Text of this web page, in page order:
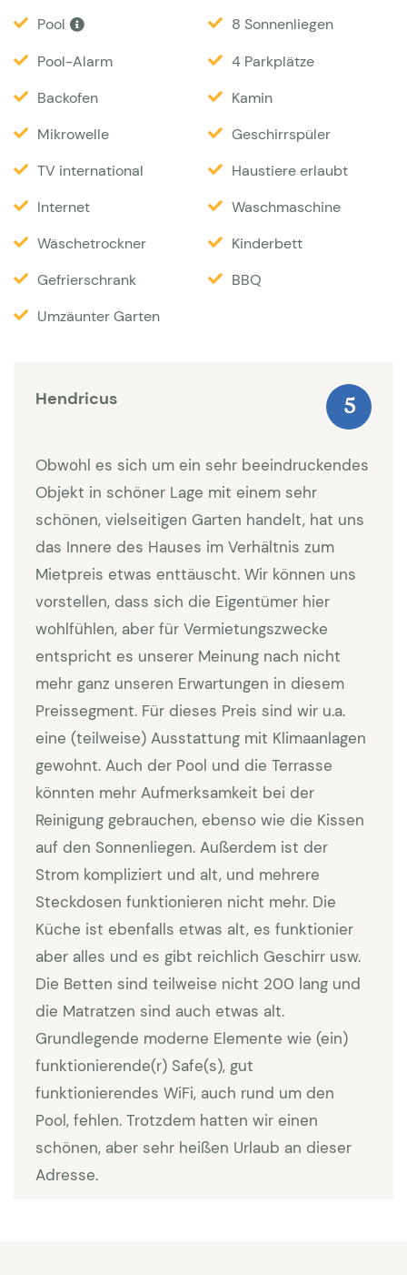
wunderschön angelegt und bietet einen großen
mehreren Sonnenliegen und Liegestühlen. Weiter
nach hinten neben der Küche befindet sich eine
prächtige überdachte Terrasse mit einer Art Fresko
und einer Sommerküche mit Grill. Das Gelände ist
komplett eingezäunt.
Interieur
durch die originale antike Haustür der Villa Le
Eingangsbereich verfügt über eine tolle breite
Naturstein-Treppe die zum Obergeschoss führt.
Unten gibt es einen prächtigen Salon, der mit
einigen schönen Gemälden und Kunstobjekten
eingerichtet ist. Der Salon ist mit SAT-TV
ausgestattet. Der Kamin ist eine Kopie eines Kamins
in einem Schloss in der Loire-Gegend. Über das
Wohnzimmer gelangen Sie zur Küche mit
überwiegend professionellen Geräten (Backofen,
Mikrowelle, Geschirrspüler). Die Küche hat eine
Kochinsel und bietet Zugang zur Terrasse der
Sommerküche. Im Erdgeschoss gibt es eine Garage
mit Waschmaschine und Trockner. Ebenfalls im
Erdgeschoss eine Toilette die mit Liebe zum Detail
gebaut wurde. Auch die Zimmer wurden mit Liebe
eingerichtet, alle Zimmer haben eine eigene Farbe,
die auch im Bad verwendet wurde. Im Erdgeschoss
befinden sich der Zugang zu zwei Schlafzimmern:
Das 1. Schlafzimmer verfügt über 2 Einzelbetten und
ein Badezimmer mit Dusche. Das 2. Schlafzimmer,
das rote Zimmer, ist mit einem Doppelbett und
einem Badezimmer mit Dusche ausgestattet. Das
Zimmer hat Zugang zur Terrasse. Innerhalb des
Zimmers gelangen Sie über eine Treppe zu einem
Schlafzimmer (Nummer 3) im Obergeschoss, Ideal
für eine Familie mit kleinen Kindern. Diese
Schlafzimmer im Obergeschoss, das grüne Zimmer,
hat ein Doppelbett und nutzt das Badezimmer des
„roten“ Zimmers. Obergeschoss: Schlafzimmer Nr. 4
Pool
8 Sonnenliegen
Pool-Alarm
4 Parkplätze
Backofen
Kamin
Mikrowelle
Geschirrspüler
TV international
Haustiere erlaubt
Internet
Waschmaschine
Wäschetrockner
Kinderbett
Gefrierschrank
BBQ
Umzäunter Garten
Hendricus 5
Obwohl es sich um ein sehr beeindruckendes
Objekt in schöner Lage mit einem sehr
schönen, vielseitigen Garten handelt, hat uns
das Innere des Hauses im Verhältnis zum
Mietpreis etwas enttäuscht. Wir können uns
vorstellen, dass sich die Eigentümer hier
wohlfühlen, aber für Vermietungszwecke
entspricht es unserer Meinung nach nicht
mehr ganz unseren Erwartungen in diesem
Preissegment. Für dieses Preis sind wir u.a.
eine (teilweise) Ausstattung mit Klimaanlagen
gewohnt. Auch der Pool und die Terrasse
könnten mehr Aufmerksamkeit bei der
Reinigung gebrauchen, ebenso wie die Kissen
auf den Sonnenliegen. Außerdem ist der
Strom kompliziert und alt, und mehrere
Steckdosen funktionieren nicht mehr. Die
Küche ist ebenfalls etwas alt, es funktionier
aber alles und es gibt reichlich Geschirr usw.
Die Betten sind teilweise nicht 200 lang und
die Matratzen sind auch etwas alt.
Grundlegende moderne Elemente wie (ein)
funktionierende(r) Safe(s), gut
funktionierendes WiFi, auch rund um den
Pool, fehlen. Trotzdem hatten wir einen
schönen, aber sehr heißen Urlaub an dieser
Adresse.